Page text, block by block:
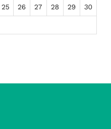
25 26 27 28 29 30